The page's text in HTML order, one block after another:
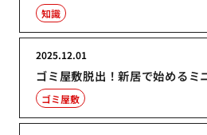
知識
ゴミ屋敷脱出！新居で始めるミ
2025.12.01
ゴミ屋敷